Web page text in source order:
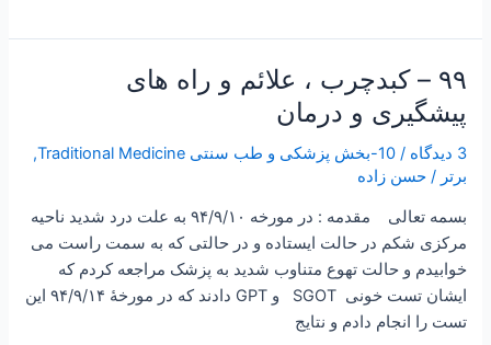
۹۹ – کبدچرب ، علائم و راه های
پیشگیری و درمان
3 دیدگاه /10-بخش پزشکی و طب سنتی Traditional Medicine
,
برتر /حسن زاده
بسمه تعالی مقدمه : در مورخه ۹۴/۹/۱۰ به علت درد شدید ناحیه
مرکزی شکم در حالت ایستاده و در حالتی که به سمت راست می
خوابیدم و حالت تهوع متناوب شدید به پزشک مراجعه کردم که
ایشان تست خونی SGOT و GPT دادند که در مورخۀ ۹۴/۹/۱۴ این
تست را انجام دادم و نتایج
۹۹
کبدچرب
،
علائم
راه
های
پیشگیری